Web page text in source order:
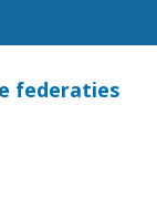
federaties